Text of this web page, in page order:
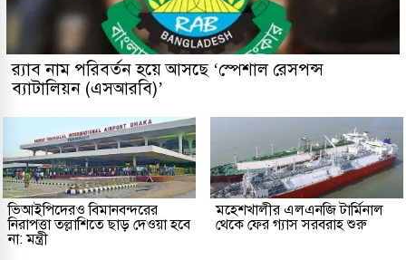
র‌্যাব নাম পরিবর্তন হয়ে আসছে ‘স্পেশাল রেসপন্স
ব্যাটালিয়ন (এসআরবি)’
ভিআইপিদেরও বিমানবন্দরের
নিরাপত্তা তল্লাশিতে ছাড় দেওয়া হবে
না: মন্ত্রী
মহেশখালীর এলএনজি টার্মিনাল
থেকে ফের গ্যাস সরবরাহ শুরু